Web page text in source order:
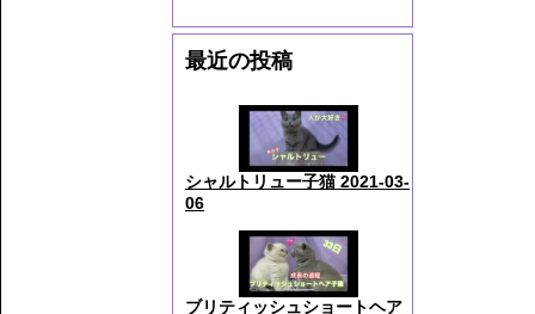
最近の投稿
シャルトリュー子猫 2021-03-
06
ブリティッシュショートヘア